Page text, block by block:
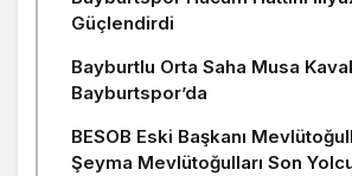
Güçlendirdi
Bayburtlu Orta Saha Musa
Bayburtspor’da
BESOB Eski Başkanı
Şeyma Mevlütoğulları Son